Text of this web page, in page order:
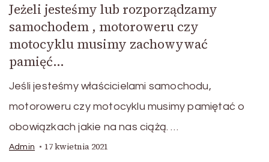
Jeżeli jesteśmy lub rozporządzamy
samochodem , motoroweru czy
motocyklu musimy zachowywać
pamięć…
Jeśli jesteśmy właścicielami samochodu,
motoroweru czy motocyklu musimy pamiętać o
obowiązkach jakie na nas ciążą. …
Admin 17 kwietnia 2021